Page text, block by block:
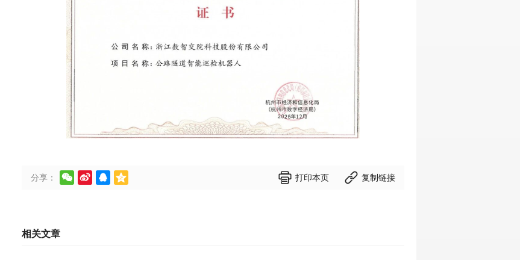
分享：      打印本页  复制链接
相关文章